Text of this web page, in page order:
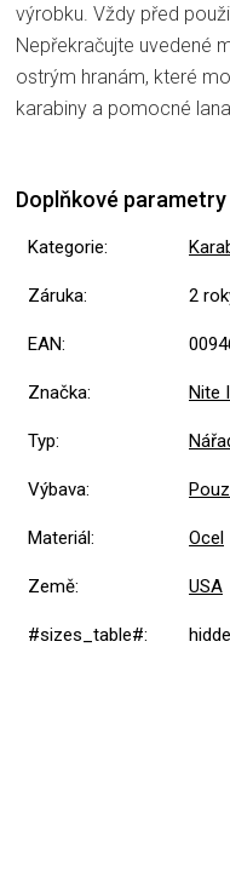
výrobku. Vždy před
Nepřekračujte uvedené
ostrým hranám, které
karabiny a pomocné lana.
Doplňkové parametry
Kategorie:
Záruka: 2
EAN:
Značka: Nite
Typ:
Výbava:
Materiál: Ocel
Země: USA
#sizes_table#: